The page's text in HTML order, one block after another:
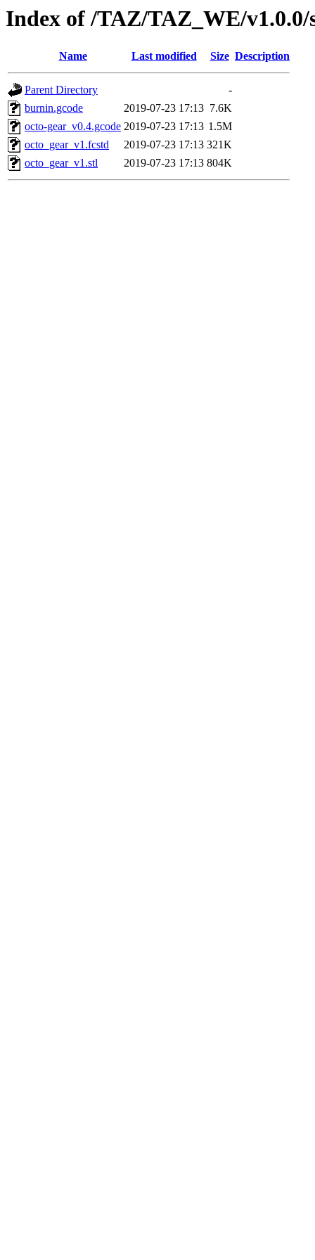
Index of /TAZ/TAZ_WE/
Name Last modified Size Description
Parent Directory
-
burnin.gcode
2019-07-23 17:13 7.6K
octo-gear_v0.4.gcode 2019-07-23 17:13 1.5M
octo_gear_v1.fcstd
2019-07-23 17:13 321K
octo_gear_v1.stl
2019-07-23 17:13 804K